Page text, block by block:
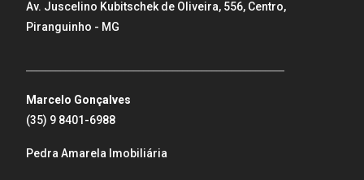
Av. Juscelino Kubitschek de Oliveira, 556, Centro,
Piranguinho - MG
Marcelo Gonçalves
(35) 9 8401-6988
Pedra Amarela Imobiliária